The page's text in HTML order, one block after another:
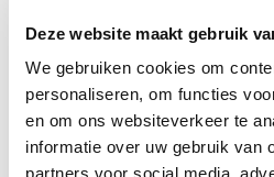
Deze website maakt gebruik
We gebruiken cookies om
personaliseren, om functies
en om ons websiteverkeer te
informatie over uw gebruik van